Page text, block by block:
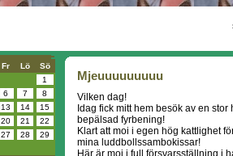
Fr Lö
Sö
1
6 7
8
13 14
15
20 21
22
27 28
29
Mjeuuuuuuuuu
Vilken dag!
Idag fick mitt hem besök av en stor
bepälsad fyrbening!
Klart att moi i egen hög kattlighet
mina luddbollssambokissar!
Här är moi i full försvarsställning i